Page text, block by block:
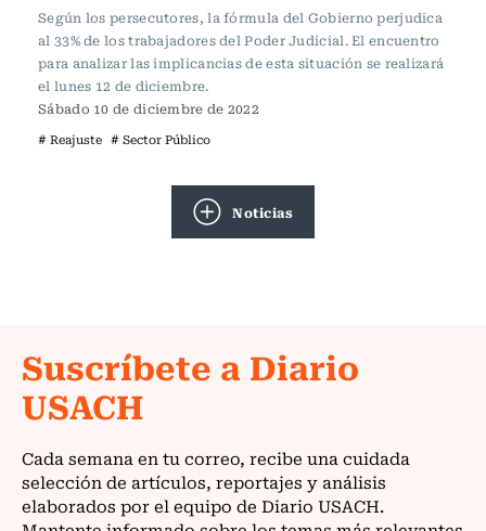
Según los persecutores, la fórmula del Gobierno perjudica
al 33% de los trabajadores del Poder Judicial. El encuentro
para analizar las implicancias de esta situación se realizará
el lunes 12 de diciembre.
Sábado 10 de diciembre de 2022
# Reajuste # Sector Público
Noticias